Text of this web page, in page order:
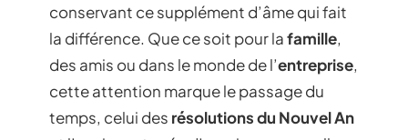
conservant ce supplément d’âme qui fait
la différence. Que ce soit pour lafamille,
des amis ou dans le monde de l’entreprise,
cette attention marque le passage du
temps, celui des résolutions du Nouvel An